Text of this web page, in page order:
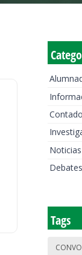
Debates
Tags